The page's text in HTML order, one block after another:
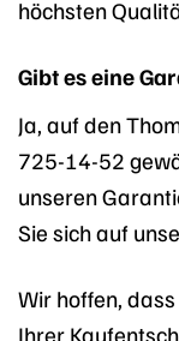
höchsten
Gibt es eine
Ja, auf den
725-14-52
unseren
Sie sich auf
Wir hoffen,
Ihrer